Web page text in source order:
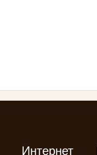
Интернет